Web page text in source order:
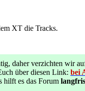
XT die Tracks.
daher verzichten wir
über diesen Link: bei
hilft es das Forum